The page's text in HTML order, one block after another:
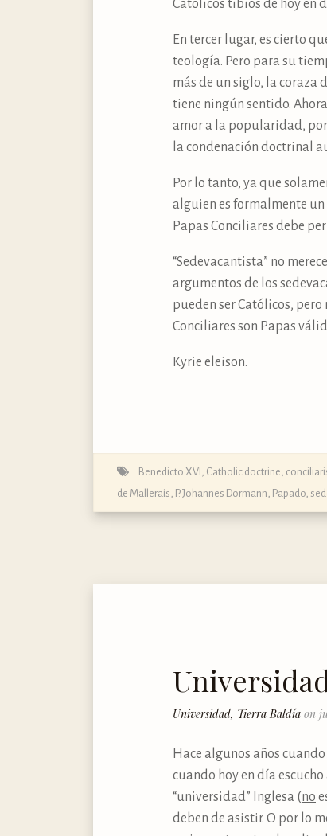
Católicos tibios de hoy en
En tercer lugar, es cierto
teología. Pero para su
más de un siglo, la coraza
tiene ningún sentido.
amor a la popularidad,
la condenación doctrinal
Por lo tanto, ya que
alguien es formalmente un
Papas Conciliares debe
“Sedevacantista” no
argumentos de los
pueden ser Católicos,
Conciliares son Papas
Kyrie eleison.
Benedicto XVI Catholic doctrine
de Mallerais P. Johannes Dormann Papado
Universidad, Tierra Baldía on
Hace algunos años
cuando hoy en día
“universidad” Inglesa (no
deben de asistir. O por lo